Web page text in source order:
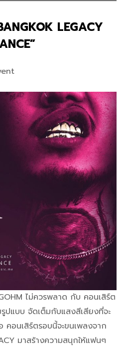
LEGACY
ไม่ควรพลาด กับ คอนเสิร์ต
ปแบบ จัดเต็มกับแสงสีเสียงที่จะ
คอนเสิร์ตรอบนี้จะขนเพลงจาก
มาสร้างความสนุกให้แฟนๆ